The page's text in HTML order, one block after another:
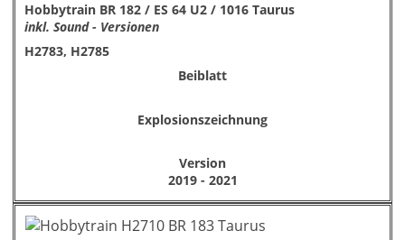
Hobbytrain BR 182 / ES 64 U2 / 1016 Taurus
inkl. Sound - Versionen
H2783, H2785
Beiblatt
Explosionszeichnung
Version
2019 - 2021